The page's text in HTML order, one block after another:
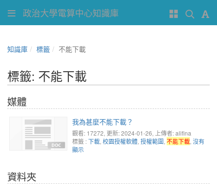
政治大學電算中心知識庫
知識庫 標籤 不能下載
標籤: 不能下載
媒體
我為甚麼不能下載？
觀看: 17272, 更新: 2024-01-26, 上傳者: alifina
標籤 :下載, 校園授權軟體, 授權範圍, 不能下載, 沒有
顯示
資料夾